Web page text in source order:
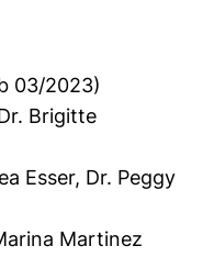
03/2023)
Brigitte
Esser, Dr. Peggy
Martinez